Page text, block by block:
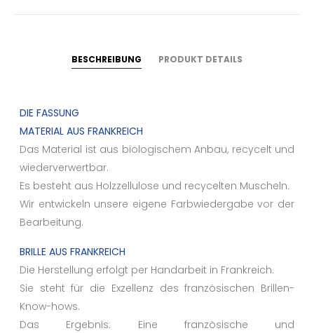
BESCHREIBUNG PRODUKT DETAILS
DIE FASSUNG
MATERIAL AUS FRANKREICH
Das Material ist aus biologischem Anbau, recycelt und
wiederverwertbar.
Es besteht aus Holzzellulose und recycelten Muscheln.
Wir entwickeln unsere eigene Farbwiedergabe vor der
Bearbeitung.
BRILLE AUS FRANKREICH
Die Herstellung erfolgt per Handarbeit in Frankreich.
Sie steht für die Exzellenz des französischen Brillen-
Know-hows.
Das Ergebnis: Eine französische und